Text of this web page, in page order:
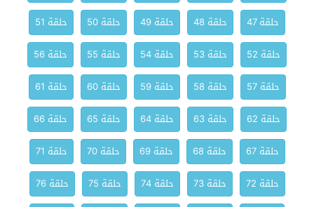
حلقة 47
حلقة 48 حلقة 49 حلقة 50
حلقة 51
حلقة 52
حلقة 53 حلقة 54 حلقة 55
حلقة 56
حلقة 57
حلقة 58 حلقة 59 حلقة 60
حلقة 61
حلقة 62
حلقة 63 حلقة 64 حلقة 65
حلقة 66
حلقة 67
حلقة 68 حلقة 69 حلقة 70
حلقة 71
حلقة 72
حلقة 73 حلقة 74 حلقة 75
حلقة 76